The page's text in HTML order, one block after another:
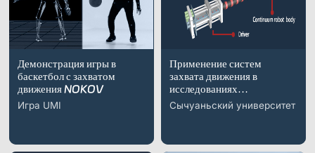
Демонстрация игры в
баскетбол с захватом
движения NOKOV
Игра UMI
Применение систем
захвата движения в
исследованиях
бесконечных роботов с
проводным управлением
Сычуаньский университет